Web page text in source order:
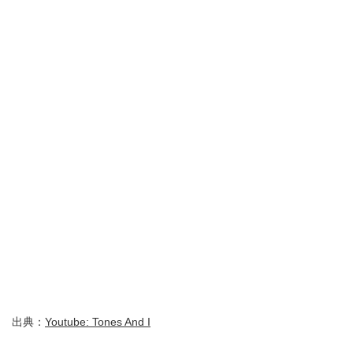
出典： Youtube: Tones And I